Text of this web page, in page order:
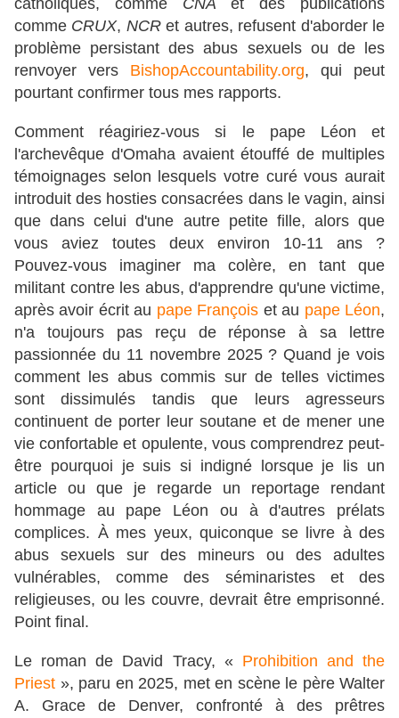
catholiques, comme CNA et des publications
comme CRUX, NCRet autres, refusent d'aborder le
problème persistant des abus sexuels ou de les
renvoyer vers BishopAccountability.org, qui peut
pourtant confirmer tous mes rapports.
Comment réagiriez-vous si le pape Léon et
l'archevêque d'Omaha avaient étouffé de multiples
témoignages selon lesquels votre curé vous aurait
introduit des hosties consacrées dans le vagin, ainsi
que dans celui d'une autre petite fille, alors que
vous aviez toutes deux environ 10-11 ans ?
Pouvez-vous imaginer ma colère, en tant que
militant contre les abus, d'apprendre qu'une victime,
après avoir écrit au pape François et au pape Léon,
n'a toujours pas reçu de réponse à sa lettre
passionnée du 11 novembre 2025 ? Quand je vois
comment les abus commis sur de telles victimes
sont dissimulés tandis que leurs agresseurs
continuent de porter leur soutane et de mener une
vie confortable et opulente, vous comprendrez peut-
être pourquoi je suis si indigné lorsque je lis un
article ou que je regarde un reportage rendant
hommage au pape Léon ou à d'autres prélats
complices. À mes yeux, quiconque se livre à des
abus sexuels sur des mineurs ou des adultes
vulnérables, comme des séminaristes et des
religieuses, ou les couvre, devrait être emprisonné.
Point final.
Le roman de David Tracy, « Prohibition and the
Priest », paru en 2025, met en scène le père Walter
A. Grace de Denver, confronté à des prêtres